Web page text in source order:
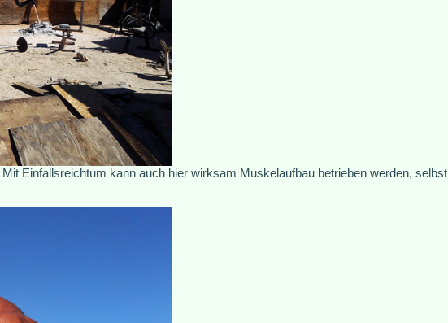
Einfallsreichtum kann auch hier wirksam Muskelaufbau betrieben werden, selbst